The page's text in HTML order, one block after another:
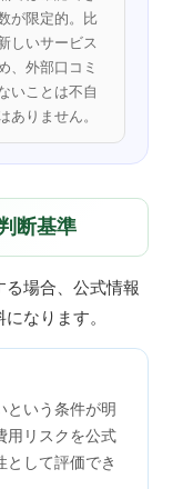
が限定的。比
しいサービス
、外部口コミ
いことは不自
ありません。
断基準
場合、公式情報
なります。
という条件が明
用リスクを公式
として評価でき